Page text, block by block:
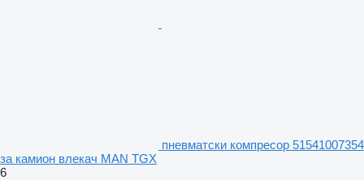
пневматски компресор 51541007354
за камион влекач MAN TGX
6